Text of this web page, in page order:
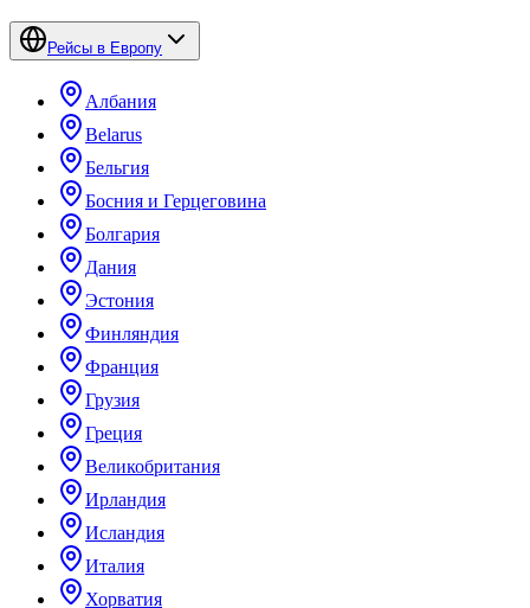
Рейсы в Европу
Албания
Belarus
Бельгия
Босния и Герцеговина
Болгария
Дания
Эстония
Финляндия
Франция
Грузия
Греция
Великобритания
Ирландия
Исландия
Италия
Хорватия